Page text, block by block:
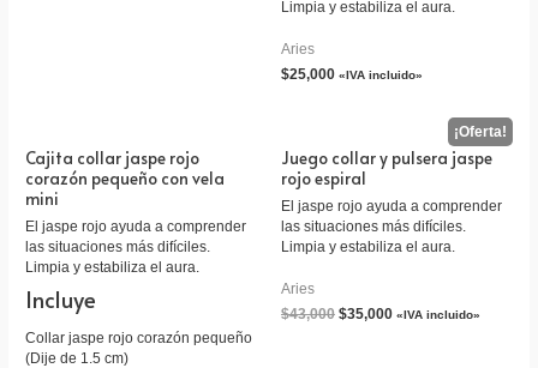
Limpia y estabiliza el aura.
Aries
$25,000 «IVA incluido»
Cajita collar jaspe rojo
corazón pequeño con vela
mini
El jaspe rojo ayuda a comprender
las situaciones más difíciles.
Limpia y estabiliza el aura.
Incluye
Collar jaspe rojo corazón pequeño
(Dije de 1.5 cm)
Juego collar y pulsera jaspe
rojo espiral
El jaspe rojo ayuda a comprender
las situaciones más difíciles.
Limpia y estabiliza el aura.
Aries
$43,000 $35,000 «IVA incluido»